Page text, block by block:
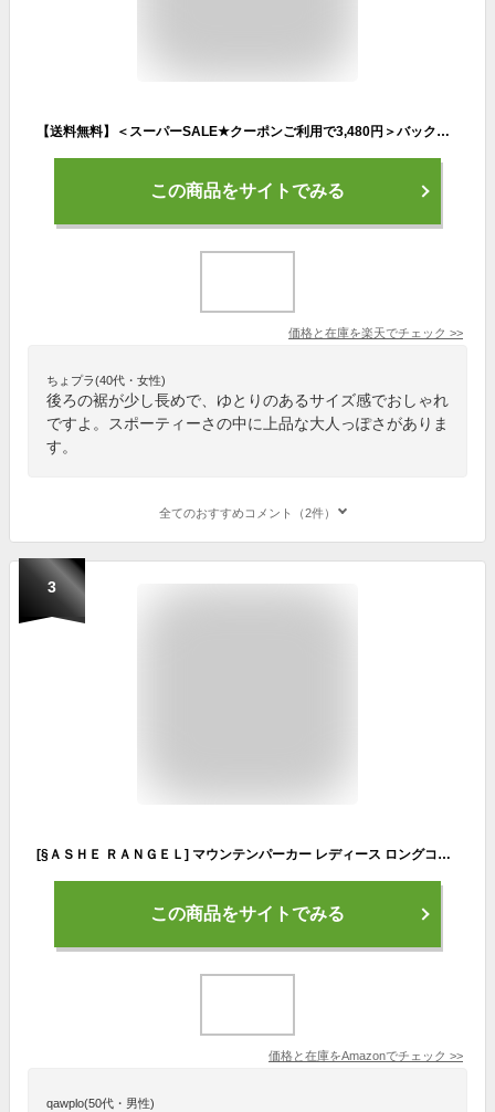
【送料無料】＜スーパーSALE★クーポンご利用で3,480円＞バックテールマウンテンパーカーマウンテンパーカー レディース アウター 秋 秋物 ジャケット ミリタリー 羽織り カジュアル きれいめ 大きいサイズ アウトドア パーカー 長袖 ショートS/M/L/LLサイズ
この商品をサイトでみる
価格と在庫を楽天でチェック >>
ちょプラ(40代・女性)
後ろの裾が少し長めで、ゆとりのあるサイズ感でおしゃれ
ですよ。スポーティーさの中に上品な大人っぽさがありま
す。
全てのおすすめコメント（2件）
3
[§ＡＳＨＥ ＲＡＮＧＥＬ] マウンテンパーカー レディース ロングコート ブルゾン モッズコート トレンチコート フード付き 薄手コート 裏地あり ジップアップ 長め丈 羽織り 軽量 春 アウターウエア ライトアウター L
この商品をサイトでみる
価格と在庫をAmazonでチェック >>
qawplo(50代・男性)